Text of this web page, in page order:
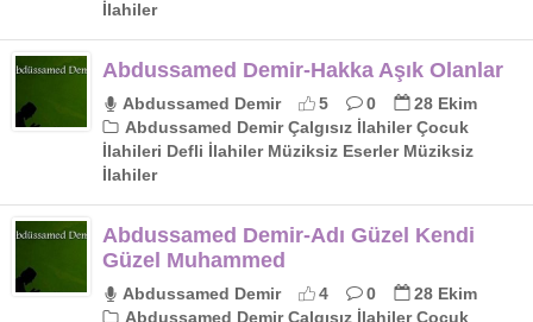
İlahiler
Abdussamed Demir-Hakka Aşık Olanlar
Abdussamed Demir 5 0
28 Ekim
Abdussamed Demir Çalgısız İlahiler Çocuk
İlahileri Defli İlahiler Müziksiz Eserler Müziksiz
İlahiler
Abdussamed Demir-Adı Güzel Kendi
Güzel Muhammed
Abdussamed Demir 4 0
28 Ekim
Abdussamed Demir Çalgısız İlahiler Çocuk